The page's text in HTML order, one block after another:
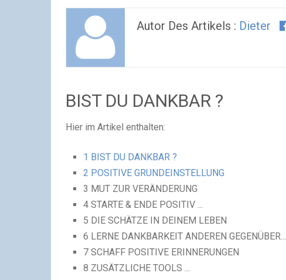
Autor Des Artikels : Dieter
BIST DU DANKBAR ?
Hier im Artikel enthalten:
1 BIST DU DANKBAR ?
2 POSITIVE GRUNDEINSTELLUNG
3 MUT ZUR VERÄNDERUNG
4 STARTE & ENDE POSITIV ...
5 DIE SCHÄTZE IN DEINEM LEBEN
6 LERNE DANKBARKEIT ANDEREN GEGENÜBER...
7 SCHAFF POSITIVE ERINNERUNGEN
8 ZUSÄTZLICHE TOOLS ...